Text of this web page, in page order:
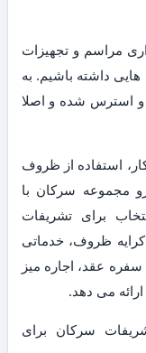
مراسم و تجهیزات
داشته باشیم. به
استرس شده و اصلا
استفاده از ظروف
مجموعه سرکان با
برای تشریفات
ظروف، خدماتی
عقد، اجاره میز
می دهد.
سرکان برای